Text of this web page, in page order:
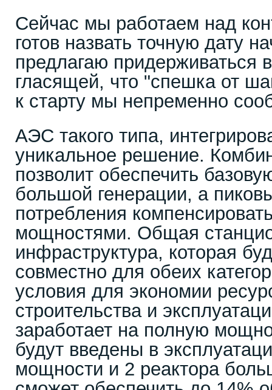
Сейчас мы работаем над
готов назвать точную дату
предлагаю придерживаться
гласящей, что "спешка от
к старту мы непременно
АЭС такого типа,
уникальное решение.
позволит обеспечить
большой генерации, а
потребления
мощностями. Общая
инфраструктура, которая
совместно для обеих
условия для экономии
строительства и
заработает на полную
будут введены в
мощности и 2 реактора